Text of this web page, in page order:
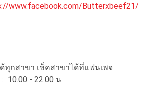
www.facebook.com/Butterxbeef21/
ทุกสาขา เช็คสาขาได้ที่แฟนเพจ
10.00 - 22.00 น.